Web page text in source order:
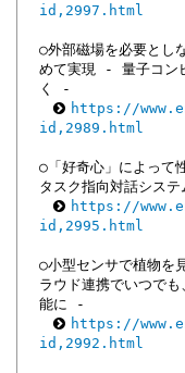
id,2997.html
○外部磁場を必要とし
めて実現 - 量子コン
く -
https://
id,2989.html
○「好奇心」によっ
タスク指向対話シス
https://
id,2995.html
○小型センサで植物を
ラウド連携でいつで
能に -
https://
id,2992.html